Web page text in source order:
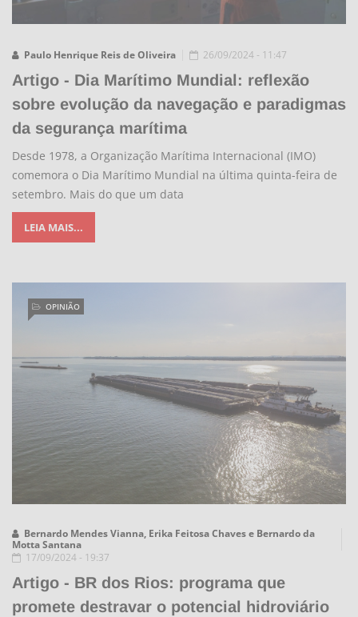
Paulo Henrique Reis de Oliveira 26/09/2024 - 11:47
Artigo - Dia Marítimo Mundial: reflexão
sobre evolução da navegação e paradigmas
da segurança marítima
Desde 1978, a Organização Marítima Internacional (IMO)
comemora o Dia Marítimo Mundial na última quinta-feira de
setembro. Mais do que um data
LEIA MAIS...
Bernardo Mendes Vianna, Erika Feitosa Chaves e Bernardo da
Motta Santana
OPINIÃO
17/09/2024 - 19:37
Artigo - BR dos Rios: programa que
promete destravar o potencial hidroviário